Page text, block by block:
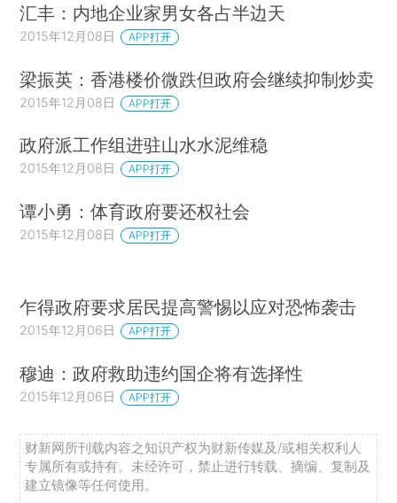
汇丰：内地企业家男女各占半边天
2015年12月08日 APP打开
梁振英：香港楼价微跌但政府会继续抑制炒卖
2015年12月08日 APP打开
政府派工作组进驻山水水泥维稳
2015年12月08日 APP打开
谭小勇：体育政府要还权社会
2015年12月08日 APP打开
乍得政府要求居民提高警惕以应对恐怖袭击
2015年12月06日 APP打开
穆迪：政府救助违约国企将有选择性
2015年12月06日 APP打开
财新网所刊载内容之知识产权为财新传媒及/或相关权利人
专属所有或持有。未经许可，禁止进行转载、摘编、复制及
建立镜像等任何使用。